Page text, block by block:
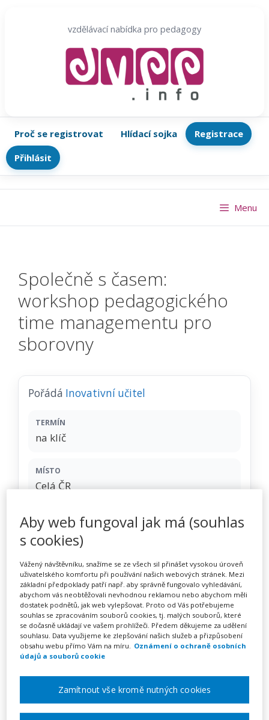
vzdělávací nabídka pro pedagogy
Proč se registrovat Hlídací sojka
Registrace
Přihlásit
Společně s časem:
workshop pedagogického
time managementu pro
sborovny
Pořádá Inovativní učitel
TERMÍN
na klíč
MÍSTO
Celá ČR
CENA
11500 Kč
Zobrazit akci na webu pořadatele
Popis akce
Praktické, individuální a pro učitele
přizpůsobené uchopení time
managementových pouček a jejich aplikace
do učitelského života (nepřímé práce)
přispěje k větší pohodě a příjemnějšímu
Menu
Aby web fungoval jak má (souhlas
s cookies)
Vážený návštěvníku, snažíme se ze všech sil přinášet vysokou úroveň
uživatelského komfortu při používání našich webových stránek. Mezi
základní předpoklady patří např. aby správně fungovalo vyhledávání,
abychom vás neobtěžovali nevhodnou reklamou nebo abychom měli
dostatek podnětů, jak web vylepšovat. Proto od Vás potřebujeme
souhlas se zpracováním souborů cookies, tj. malých souborů, které
se dočasně ukládají ve vašem prohlížeči. Předem děkujeme za udělení
souhlasu. Data využijeme ke zlepšování našich služeb a přizpůsobení
obsahu webu přímo Vám na míru. Oznámení o ochraně osobních
údajů a souborů cookie
Zamítnout vše kromě nutných cookies